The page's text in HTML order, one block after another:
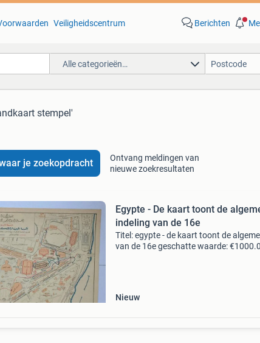
Veiligheidscentrum Berichten
Alle categorieën…
stempel'
je zoekopdracht
Ontvang meldingen van
nieuwe zoekresultaten
Egypte - De kaart toont de
indeling van de 16e
Titel: egypte - de kaart toont de
van de 16e geschatte waarde:
Nieuw